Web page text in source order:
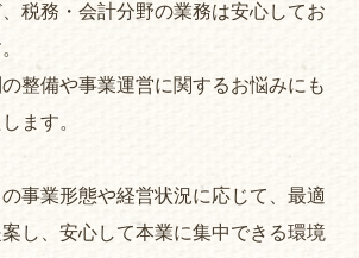
税務・会計分野の業務は安心してお
整備や事業運営に関するお悩みにも
ます。
事業形態や経営状況に応じて、最適
し、安心して本業に集中できる環境